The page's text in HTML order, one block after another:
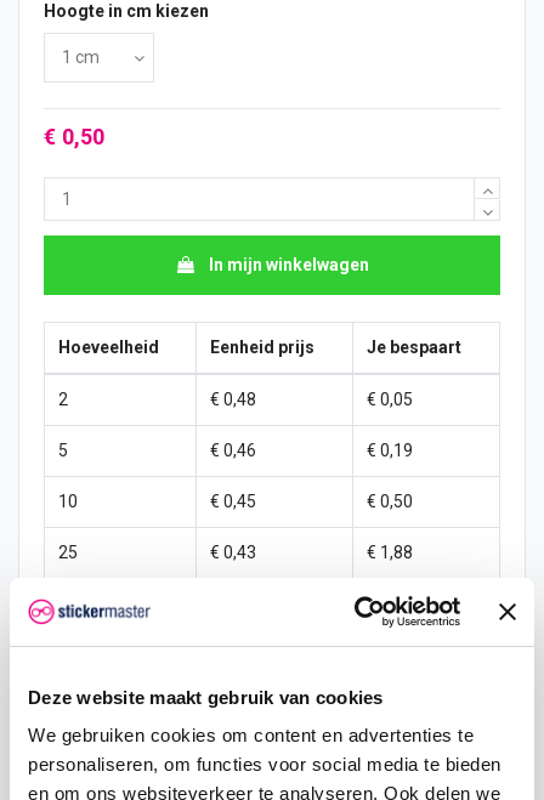
Deze website maakt gebruik van cookies
We gebruiken cookies om content en advertenties te
personaliseren, om functies voor social media te bieden
en om ons websiteverkeer te analyseren. Ook delen we
Hoogte in cm kiezen
€ 0,50
In mijn winkelwagen
Hoeveelheid Eenheid prijs Je bespaart
2 € 0,48 € 0,05
5 € 0,46 € 0,19
10 € 0,45 € 0,50
25 € 0,43 € 1,88
50 € 5,00
250 € 0,35 € 37,50
€ 0,30 € 100,00